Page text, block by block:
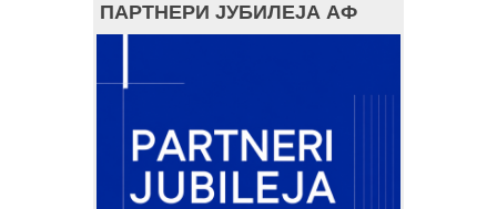
ПАРТНЕРИ ЈУБИЛЕЈА АФ